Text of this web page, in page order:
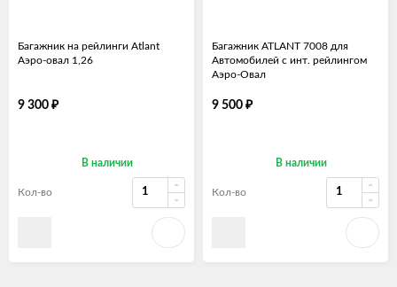
Багажник на рейлинги Atlant
Аэро-овал 1,26
9 300 ₽
В наличии
Кол-во
Багажник ATLANT 7008 для
Автомобилей с инт. рейлингом
Аэро-Овал
9 500 ₽
В наличии
Кол-во